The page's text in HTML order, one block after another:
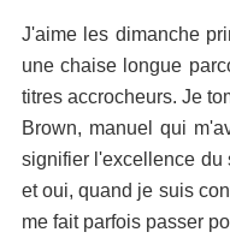
J'aime les dimanche
une chaise longue
titres accrocheurs. Je
Brown, manuel qui
signifier l'excellence du
et oui, quand je suis
me fait parfois passer